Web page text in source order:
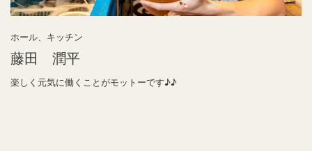
ホール、キッチン
藤田 潤平
楽しく元気に働くことがモットーです♪♪